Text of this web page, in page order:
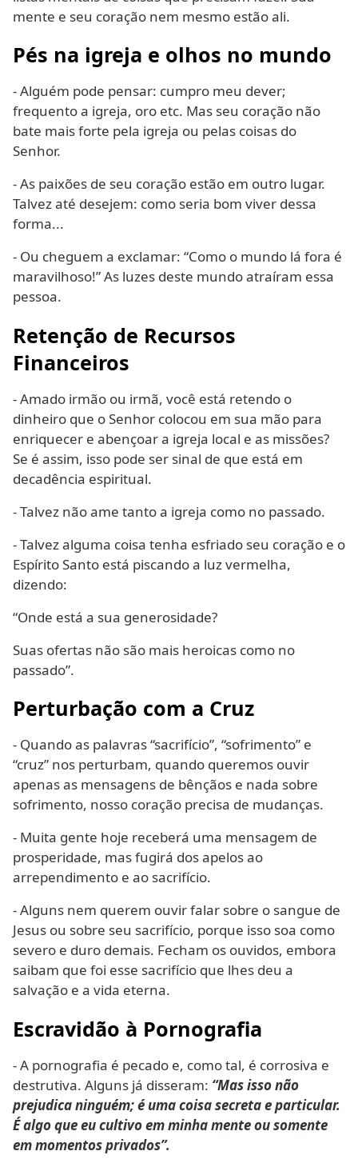
mente e seu coração nem mesmo estão ali.
Pés na igreja e olhos no mundo
- Alguém pode pensar: cumpro meu dever;
frequento a igreja, oro etc. Mas seu coração não
bate mais forte pela igreja ou pelas coisas do
Senhor.
- As paixões de seu coração estão em outro lugar.
Talvez até desejem: como seria bom viver dessa
forma...
- Ou cheguem a exclamar: “Como o mundo lá fora é
maravilhoso!” As luzes deste mundo atraíram essa
pessoa.
Retenção de Recursos
Financeiros
- Amado irmão ou irmã, você está retendo o
dinheiro que o Senhor colocou em sua mão para
enriquecer e abençoar a igreja local e as missões?
Se é assim, isso pode ser sinal de que está em
decadência espiritual.
- Talvez não ame tanto a igreja como no passado.
- Talvez alguma coisa tenha esfriado seu coração e o
Espírito Santo está piscando a luz vermelha,
dizendo:
“Onde está a sua generosidade?
Suas ofertas não são mais heroicas como no
passado”.
Perturbação com a Cruz
- Quando as palavras “sacrifício”, “sofrimento” e
“cruz” nos perturbam, quando queremos ouvir
apenas as mensagens de bênçãos e nada sobre
sofrimento, nosso coração precisa de mudanças.
- Muita gente hoje receberá uma mensagem de
prosperidade, mas fugirá dos apelos ao
arrependimento e ao sacrifício.
- Alguns nem querem ouvir falar sobre o sangue de
Jesus ou sobre seu sacrifício, porque isso soa como
severo e duro demais. Fecham os ouvidos, embora
saibam que foi esse sacrifício que lhes deu a
salvação e a vida eterna.
Escravidão à Pornografia
- A pornografia é pecado e, como tal, é corrosiva e
destrutiva. Alguns já disseram: “Mas isso não
prejudica ninguém; é uma coisa secreta e particular.
É algo que eu cultivo em minha mente ou somente
em momentos privados”.